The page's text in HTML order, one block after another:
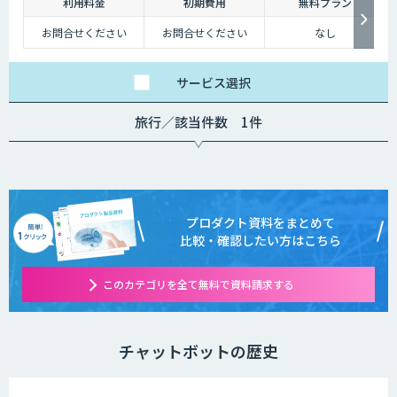
なくないのです。
そのような場合に、チャットボットを設置しておけば、ユーザーの疑問を
解消することができるため、顧客満足度向上にもつなげていくことができ
ます。低コストで問い合わせ対応の環境を整えられるという点は大きなメ
・問い合わせ対応を効率化できる
とはいえないでしょう。その点、チャットボットであれば問い合わせ対応
を自動化できるため、従業員は他の業務へ力を注ぐことが可能になりま
す。
・気軽に問い合わせできる
問い合わせの窓口が電話やメールのみの場合、問い合わせというアクショ
ンを面倒に感じてしまい、離脱してしまうユーザーも少なくありません。
め、ユーザーもより気軽に問い合わせを行うことができるのです。
お問合せください
お問合せください なし
サービス選択
旅行／該当件数 1件
プロダクト資料をまとめて
比較・確認したい方はこちら
このカテゴリを全て無料で資料請求する
チャットボットの歴史